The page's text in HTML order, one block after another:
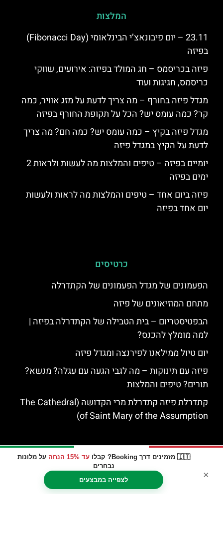
🇮🇹 מזמינים דרך Booking? קבלו עד 15% הנחה
על מלונות
נבחרים
לצפייה במבצעים
×
המלצות
23.11 – יום פיבונאצ’י הבינלאומי (Fibonacci Day)
בפיזה
פיזה בכריסמס – חג המולד בפיזה: אירועים, שווקי
כריסמס, חגיגות ועוד
מגדל פיזה בחורף – מה צריך לדעת על מזג אוויר, כמה
קר? כמה עומס יש? הכל על תקופת החורף בפיזה
מגדל פיזה בקיץ – כמה עומס יש? כמה חם? מה צריך
לדעת על הקיץ במגדל פיזה
יומיים בפיזה – טיפים והמלצות מה לעשות ולראות 2
ימים בפיזה
פיזה ביום אחד – טיפים והמלצות מה לראות ולעשות
יום אחד בפיזה
כרטיסים
הפעמונים של מגדל הפעמונים של הקתדרלה
מתחם המוזיאונים של פיזה
הבפטיסטריום – בית הטבילה של הקתדרלה בפיזה |
למה מומלץ להכנס?
יום טיול ממילאנו לפירנצה ומגדל פיזה
פיזה עם תינוקות – מה לגבי הגעה עם עגלה? מנשא?
תורים? טיפים והמלצות
קתדרלת פיזה קתדרלת מרי הקדושה (The Cathedral
of Saint Mary of the Assumption)